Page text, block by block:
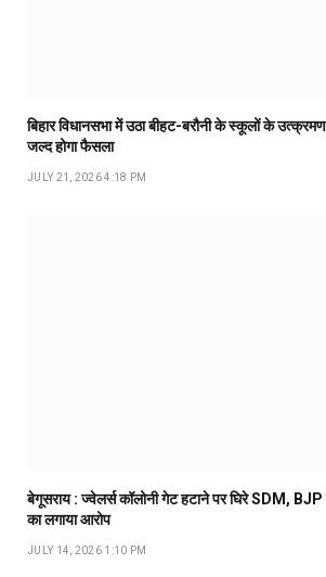
बिहार विधानसभा में उठा बीहट-बरौनी के स्कूलों के उत्क्रमण
जल्द होगा फैसला
JULY 21, 2026 4:18 PM
बेगूसराय : ज्वेलर्स कॉलोनी गेट हटाने पर घिरे SDM, BJP
का लगाया आरोप
JULY 14, 2026 1:10 PM